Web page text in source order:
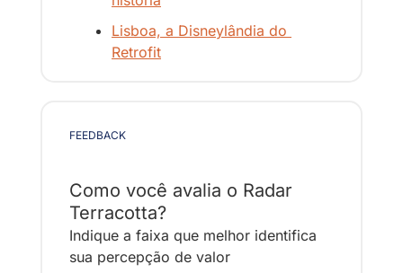
Lisboa, a Disneylândia do
Retrofit
FEEDBACK
Como você avalia o Radar
Terracotta?
Indique a faixa que melhor identifica
sua percepção de valor